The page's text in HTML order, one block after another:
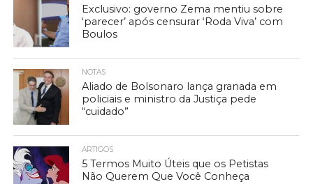
Exclusivo: governo Zema mentiu sobre
‘parecer’ após censurar ‘Roda Viva’ com
Boulos
NOTAS
Aliado de Bolsonaro lança granada em
policiais e ministro da Justiça pede
“cuidado”
ARTIGOS
5 Termos Muito Úteis que os Petistas
Não Querem Que Você Conheça